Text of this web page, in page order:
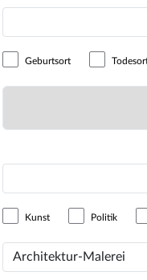
Geburtsort
Kunst Politik